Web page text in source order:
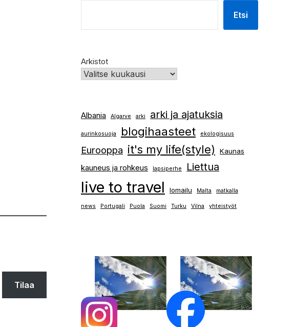
Tilaa
Etsi
Arkistot
Albania Algarve arki arki ja ajatuksia
aurinkosuoja blogihaasteet ekologisuus
Eurooppa it's my life(style) Kaunas
kauneus ja rohkeus lapsiperhe Liettua
live to travel lomailu Malta matkalla
news Portugali Puola Suomi Turku Vilna yhteistyöt